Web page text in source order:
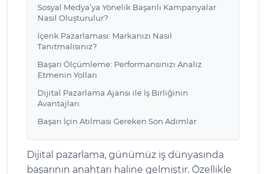
Sosyal Medya’ya Yönelik Başarılı Kampanyalar
Nasıl Oluşturulur?
İçerik Pazarlaması: Markanızı Nasıl
Tanıtmalısınız?
Başarı Ölçümleme: Performansınızı Analiz
Etmenin Yolları
Dijital Pazarlama Ajansı ile İş Birliğinin
Avantajları
Başarı İçin Atılması Gereken Son Adımlar
Dijital pazarlama, günümüz iş dünyasında
başarının anahtarı haline gelmiştir. Özellikle